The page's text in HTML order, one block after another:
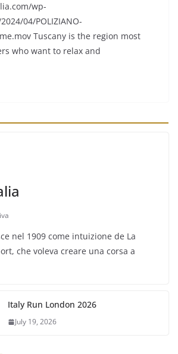
wp-
04/POLIZIANO-
Tuscany is the region most
who want to relax and
nel 1909 come intuizione de La
che voleva creare una corsa a
Italy Run London 2026
July 19, 2026